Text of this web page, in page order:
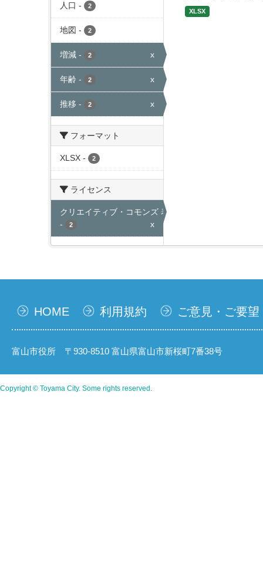
人口 - 2
地図 - 2
増減 - 2 x
年齢 - 2 x
推移 - 2 x
フォーマット
XLSX - 2
ライセンス
クリエイティブ・コモンズ 表示
-
2 x
XLSX
HOME 利用規約 ご意見・ご要望
富山市役所 〒930-8510 富山県富山市新桜町7番38号
Copyright © Toyama City. Some rights reserved.